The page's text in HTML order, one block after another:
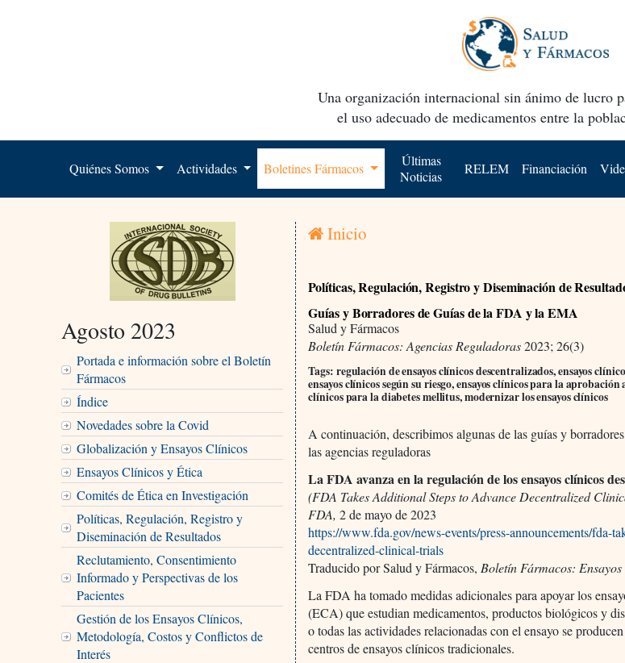
Una organización internacional sin ánimo de lucro
el uso adecuado de medicamentos entre la
Quiénes Somos Actividades Boletines Fármacos
Últimas
Noticias
RELEM Financiación
Agosto 2023
Portada e información sobre el Boletín
Fármacos
Índice
Novedades sobre la Covid
Globalización y Ensayos Clínicos
Ensayos Clínicos y Ética
Comités de Ética en Investigación
Políticas, Regulación, Registro y
Diseminación de Resultados
Reclutamiento, Consentimiento
Informado y Perspectivas de los
Pacientes
Gestión de los Ensayos Clínicos,
Metodología, Costos y Conflictos de
Interés
Inicio
Políticas, Regulación, Registro y Diseminación de
Guías y Borradores de Guías de la FDA y la EMA
Salud y Fármacos
Boletín Fármacos: Agencias Reguladoras2023; 26(3)
Tags: regulación de ensayos clínicos descentralizados, ensayos
ensayos clínicos según su riesgo, ensayos clínicos para la aprobación
clínicos para la diabetes mellitus, modernizar los ensayos clínicos
A continuación, describimos algunas de las guías y
las agencias reguladoras
La FDA avanza en la regulación de los ensayos clínicos
(FDA Takes Additional Steps to Advance Decentralized
FDA, 2 de mayo de 2023
https://www.fda.gov/news-events/press-announcements/fda-
decentralized-clinical-trials
Traducido por Salud y Fármacos, Boletín Fármacos:
La FDA ha tomado medidas adicionales para apoyar los
(ECA) que estudian medicamentos, productos biológicos y
o todas las actividades relacionadas con el ensayo se
centros de ensayos clínicos tradicionales.